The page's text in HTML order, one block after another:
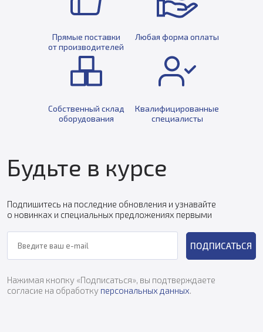
Прямые поставки
от производителей
Любая форма оплаты
Собственный склад
оборудования
Квалифицированные
специалисты
Будьте в курсе
Подпишитесь на последние обновления и узнавайте
о новинках и специальных предложениях первыми
ПОДПИСАТЬСЯ
Нажимая кнопку «Подписаться», вы подтверждаете
согласие на обработку персональных данных.